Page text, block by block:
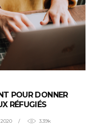
POUR DONNER
RÉFUGIÉS
3.39k